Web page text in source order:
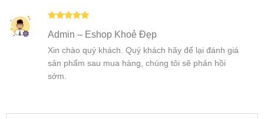
hạng55
Admin – Eshop Khoẻ Đẹp
Xin chào quý khách. Quý khách hãy để lại đánh giá
sản phẩm sau mua hàng, chúng tôi sẽ phản hồi
sớm.